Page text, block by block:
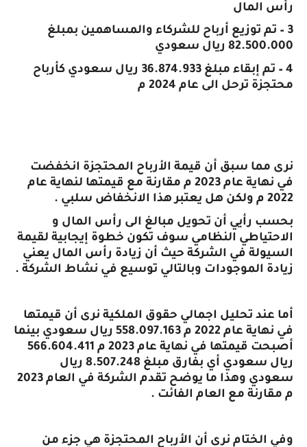
رأس المال
3 – تم توزيع أرباح للشركاء والمساهمين بمبلغ
82.500.000 ريال سعودي
4 – تم إبقاء مبلغ 36.874.933 ريال سعودي كأرباح
محتجزة ترحل الى عام 2024 م
نرى مما سبق أن قيمة الأرباح المحتجزة انخفضت
في نهاية عام 2023 م مقارنة مع قيمتها لنهاية عام
2022 م ولكن هل يعتبر هذا الانخفاض سلبي .
بحسب رأيي أن تحويل مبالغ الى رأس المال و
الاحتياطي النظامي سوف تكون خطوة إيجابية لقيمة
السيولة في الشركة حيث أن زيادة رأس المال يعني
زيادة الموجودات وبالتالي توسيع في نشاط الشركة .
أما عند تحليل اجمالي حقوق الملكية نرى أن قيمتها
في نهاية عام 2022 م 558.097.163 ريال سعودي بينما
أصبحت قيمتها في نهاية عام 2023 م 566.604.411
ريال سعودي أي بفارق مبلغ 8.507.248 ريال
سعودي وهذا ما يوضح تقدم الشركة في العام 2023
م مقارنة مع العام الفائت .
وفي الختام نرى أن الأرباح المحتجزة هي جزء من